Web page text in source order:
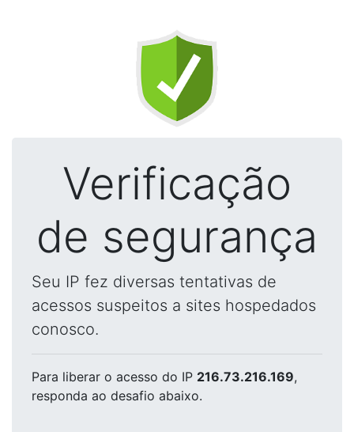
Verificação
de segurança
Seu IP fez diversas tentativas de
acessos suspeitos a sites hospedados
conosco.
Para liberar o acesso do IP 216.73.216.169,
responda ao desafio abaixo.